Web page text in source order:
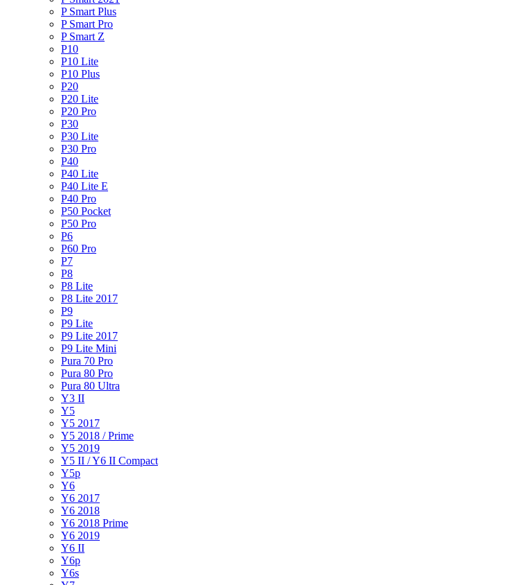
P Smart Plus
P Smart Pro
P Smart Z
P10
P10 Lite
P10 Plus
P20
P20 Lite
P20 Pro
P30
P30 Lite
P30 Pro
P40
P40 Lite
P40 Lite E
P40 Pro
P50 Pocket
P50 Pro
P6
P60 Pro
P7
P8
P8 Lite
P8 Lite 2017
P9
P9 Lite
P9 Lite 2017
P9 Lite Mini
Pura 70 Pro
Pura 80 Pro
Pura 80 Ultra
Y3 II
Y5
Y5 2017
Y5 2018 / Prime
Y5 2019
Y5 II / Y6 II Compact
Y5p
Y6
Y6 2017
Y6 2018
Y6 2018 Prime
Y6 2019
Y6 II
Y6p
Y6s